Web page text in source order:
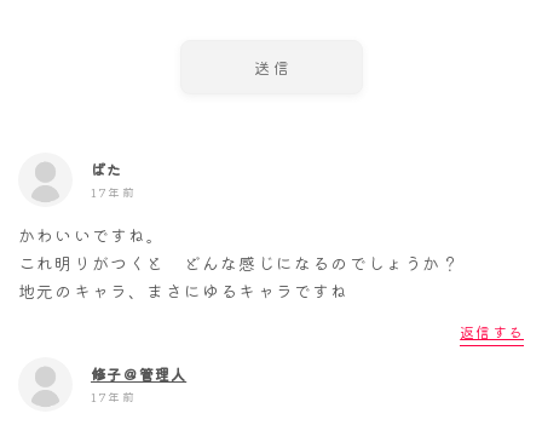
ぱた
17年前
かわいいですね。
これ明りがつくと どんな感じになるのでしょうか？
地元のキャラ、まさにゆるキャラですね
返信する
修子＠管理人
17年前